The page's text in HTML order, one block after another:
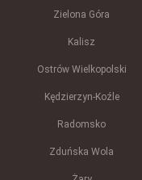
Zielona Góra
Kalisz
Ostrów Wielkopolski
Kędzierzyn-Koźle
Radomsko
Zduńska Wola